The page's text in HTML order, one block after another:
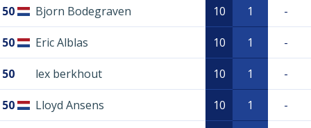
50 Bjorn Bodegraven 10 1 -
50 Eric Alblas 10 1 -
50 lex berkhout 10 1 -
50 Lloyd Ansens 10 1 -